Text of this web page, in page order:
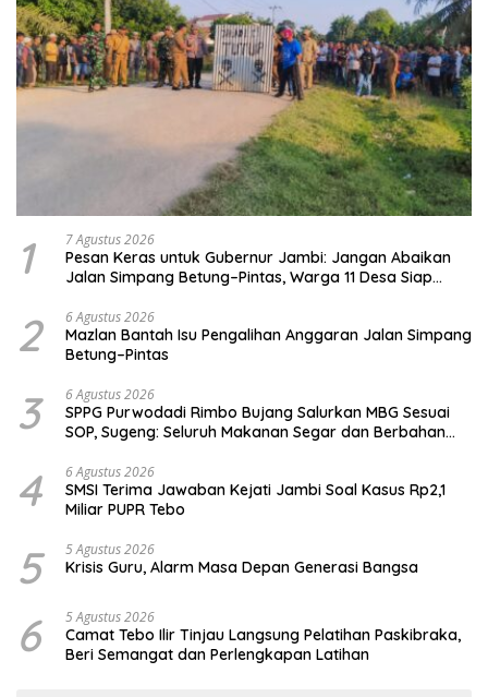
1 7 Agustus 2026
Pesan Keras untuk Gubernur Jambi: Jangan Abaikan
Jalan Simpang Betung–Pintas, Warga 11 Desa Siap
2 6 Agustus 2026
Mazlan Bantah Isu Pengalihan Anggaran Jalan Simpang
Betung–Pintas
3 6 Agustus 2026
SPPG Purwodadi Rimbo Bujang Salurkan MBG Sesuai
SOP, Sugeng: Seluruh Makanan Segar dan Berbahan
4 6 Agustus 2026
SMSI Terima Jawaban Kejati Jambi Soal Kasus Rp2,1
Miliar PUPR Tebo
5 5 Agustus 2026
Krisis Guru, Alarm Masa Depan Generasi Bangsa
6 5 Agustus 2026
Camat Tebo Ilir Tinjau Langsung Pelatihan Paskibraka,
Beri Semangat dan Perlengkapan Latihan